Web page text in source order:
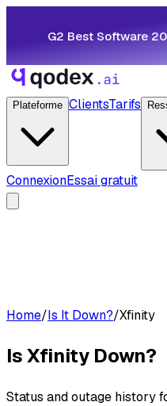
G2 Best Software
Plateforme ClientsTarifs
ConnexionEssai gratuit
Home/Is It Down?/Xfinity
IsXfinity Down?
Status and outage history